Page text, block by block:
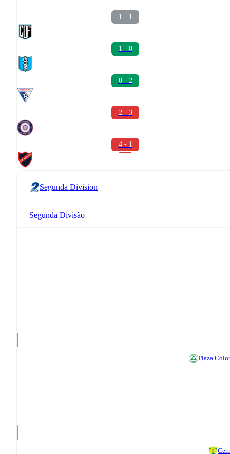
1 - 1
1 - 0
0 - 2
2 - 3
4 - 1
Segunda Division
Segunda Divisão
Plaza